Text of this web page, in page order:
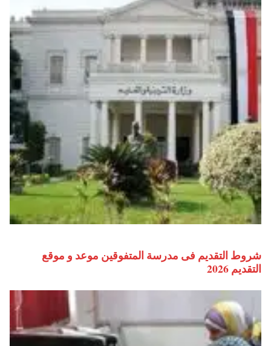
شروط التقديم فى مدرسة المتفوقين موعد و موقع
التقديم 2026